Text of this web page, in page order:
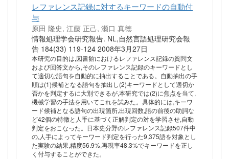
レファレンス記録に対するキーワードの自動付
与
原田 隆史, 江藤 正己, 瀬口 真徳
情報処理学会研究報告. NL,自然言語処理研究会報
告 184(33) 119-124 2008年3月27日
本研究の目的は,図書館におけるレファレンス記録の質問文
および回答文から,そのレファレンス記録のキーワードとし
て適切な語句を自動的に抽出することである。自動抽出の手
順は(1)候補となる語句を抽出し(2)キーワードとして適切か
否かを判定するに大別できるが,本研究では(2)に焦点を当て,
機械学習の手法を用いてこれを試みた。具体的には,キーワ
ード候補となる語句の出現箇所,出現回数,語の前後の助詞な
ど42個の特徴と人手に基づく正解判定の対を学習させ,自動
判定をおこなった。日本史分野のレファレンス記録507件中
の,人手によってキーワード判定を行った9,375語を対象とし
た実験の結果,精度56.9%,再現率48.3%でキーワードを正し
く付与することができた。